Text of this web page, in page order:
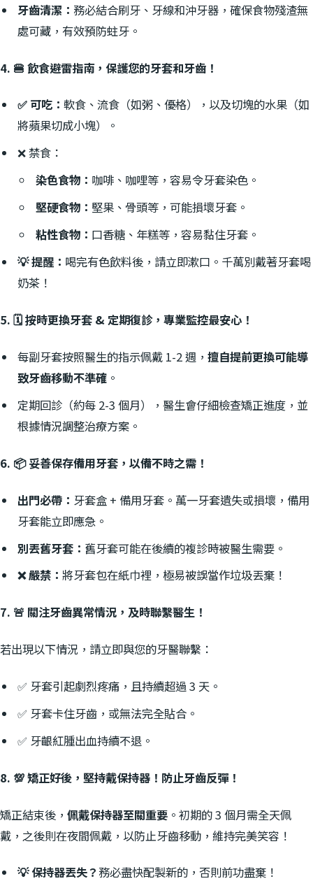
牙齒清潔： 務必結合刷牙、牙線和沖牙器，確保食物殘渣無
處可藏，有效預防蛀牙。
4. 🍔 飲食避雷指南，保護您的牙套和牙齒！
✅ 可吃：軟食、流食（如粥、優格），以及切塊的水果（如
將蘋果切成小塊）。
❌ 禁食：
染色食物： 咖啡、咖哩等，容易令牙套染色。
堅硬食物： 堅果、骨頭等，可能損壞牙套。
粘性食物： 口香糖、年糕等，容易黏住牙套。
💡 提醒： 喝完有色飲料後，請立即漱口。千萬別戴著牙套喝
奶茶！
5. 🗓️ 按時更換牙套 & 定期復診，專業監控最安心！
每副牙套按照醫生的指示佩戴 1-2 週，擅自提前更換可能導
致牙齒移動不準確 。
定期回診（約每 2-3 個月），醫生會仔細檢查矯正進度，並
根據情況調整治療方案。
6. 📦 妥善保存備用牙套，以備不時之需！
出門必帶： 牙套盒 + 備用牙套。萬一牙套遺失或損壞，備用
牙套能立即應急。
別丟舊牙套： 舊牙套可能在後續的複診時被醫生需要。
❌ 嚴禁：將牙套包在紙巾裡，極易被誤當作垃圾丟棄！
7. 🚨 關注牙齒異常情況，及時聯繫醫生！
若出現以下情況，請立即與您的牙醫聯繫：
✅ 牙套引起劇烈疼痛，且持續超過 3 天。
✅ 牙套卡住牙齒，或無法完全貼合。
✅ 牙齦紅腫出血持續不退。
8. 💯 矯正好後，堅持戴保持器！防止牙齒反彈！
矯正結束後， 佩戴保持器至關重要 。初期的 3 個月需全天佩
戴，之後則在夜間佩戴，以防止牙齒移動，維持完美笑容！
💡 保持器丟失？ 務必盡快配製新的，否則前功盡棄！